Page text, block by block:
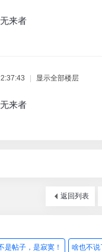
来者
显示全部楼层
来者
返回列表
是帖子，是寂寞！ 啥也不说